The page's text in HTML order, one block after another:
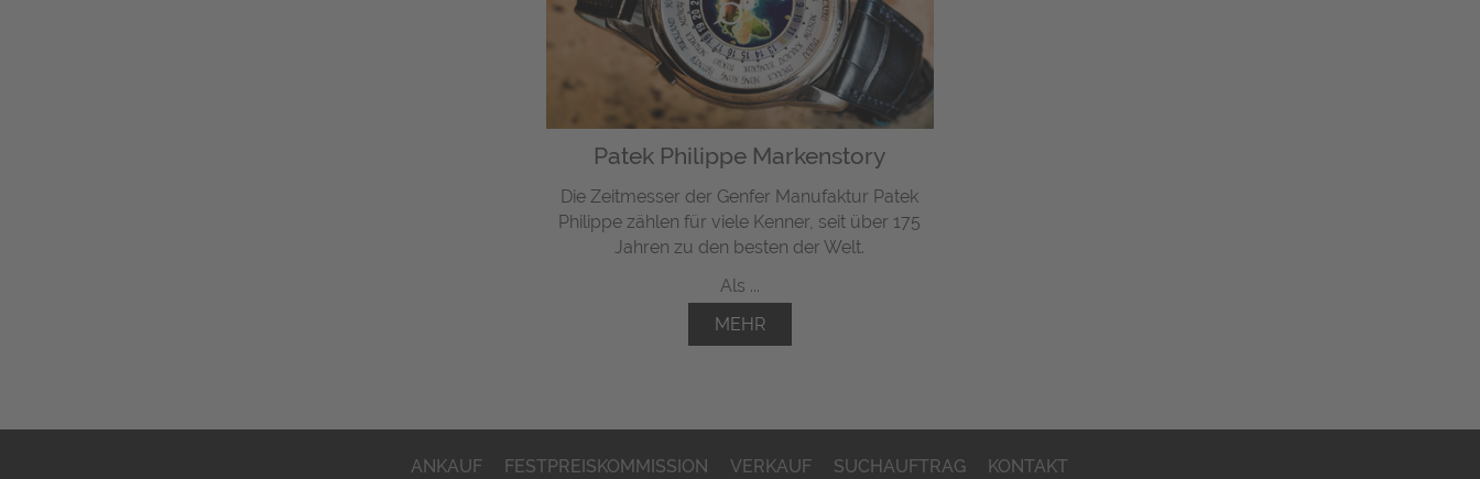
Patek Philippe Markenstory
Die Zeitmesser der Genfer Manufaktur Patek
Philippe zählen für viele Kenner, seit über 175
Jahren zu den besten der Welt.
Als ...
MEHR
ANKAUF FESTPREISKOMMISSION VERKAUF SUCHAUFTRAG KONTAKT